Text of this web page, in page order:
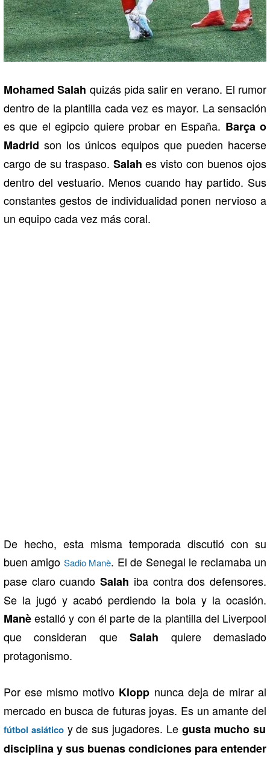
Mohamed Salah quizás pida salir en verano. El rumor
dentro de la plantilla cada vez es mayor. La sensación
es que el egipcio quiere probar en España. Barça o
Madrid son los únicos equipos que pueden hacerse
cargo de su traspaso. Salah es visto con buenos ojos
dentro del vestuario. Menos cuando hay partido. Sus
constantes gestos de individualidad ponen nervioso a
un equipo cada vez más coral.
De hecho, esta misma temporada discutió con su
buen amigo Sadio Manè. El de Senegal le reclamaba un
pase claro cuandoSalah iba contra dos defensores.
Se la jugó y acabó perdiendo la bola y la ocasión.
Manèestalló y con él parte de la plantilla del Liverpool
que consideran queSalah quiere demasiado
protagonismo.
Por ese mismo motivo Klopp nunca deja de mirar al
mercado en busca de futuras joyas. Es un amante del
fútbol asiáticoy de sus jugadores. Le gusta mucho su
disciplina y sus buenas condiciones para entender